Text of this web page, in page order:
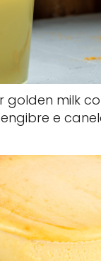
golden milk
e